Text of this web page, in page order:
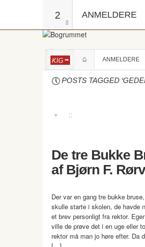
2 ANMELDERE
KIG ANMELDERE
POSTS TAGGED
De tre Bukke
af Bjørn F.
Der var en gang tre bukke
skulle starte i skolen, de havde
et brev personligt fra rektor.
ville de prøve det i en uge eller
rektor må man jo høre efter. Da